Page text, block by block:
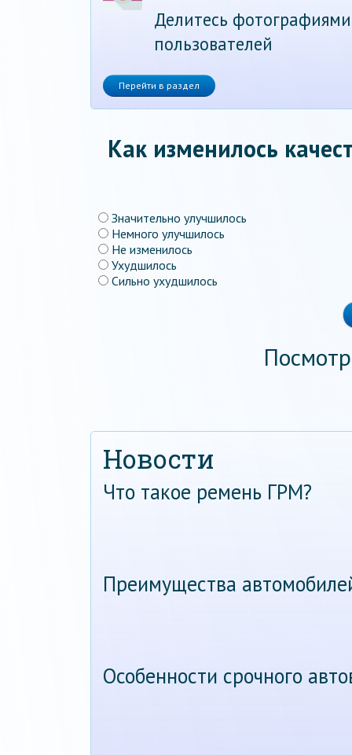
Делитесь
пользователей
Перейти в раздел
Как изменилось
Значительно улучшилось
Немного улучшилось
Не изменилось
Ухудшилось
Сильно ухудшилось
Новости
Что такое ремень ГРМ?
Преимущества
Особенности срочного